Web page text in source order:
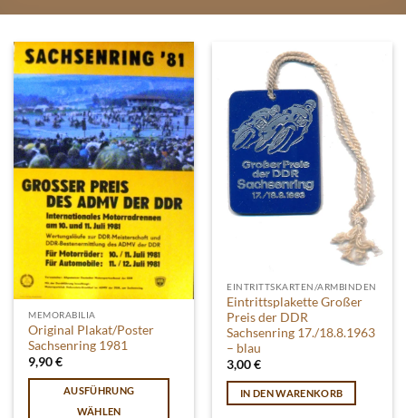
MEMORABILIA
Original Plakat/Poster
Sachsenring 1981
9,90€
AUSFÜHRUNG
WÄHLEN
EINTRITTSKARTEN/ARMBINDEN
Eintrittsplakette Großer
Preis der DDR
Sachsenring 17./18.8.1963
– blau
3,00€
IN DEN WARENKORB